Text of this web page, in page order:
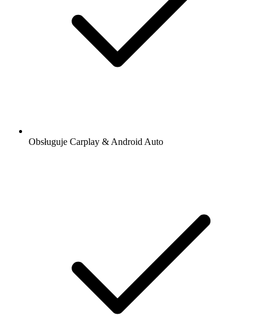
Obsługuje Carplay & Android Auto